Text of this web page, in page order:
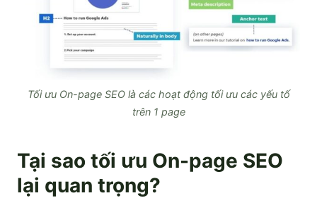
Tối ưu On-page SEO là các hoạt động tối ưu các yếu tố
trên 1 page
Tại sao tối ưu On-page SEO
lại quan trọng?